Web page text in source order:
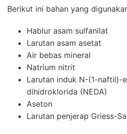
Berikut ini bahan yang
Hablur asam sulfanilat
Larutan asam asetat
Air bebas mineral
Natrium nitrit
Larutan induk N-(1-naftil)-
dihidroklorida (NEDA)
Aseton
Larutan penjerap Griess-